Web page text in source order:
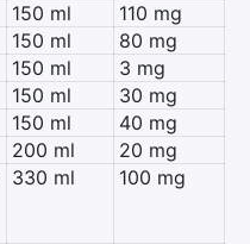
150 ml
110 mg
150 ml
80 mg
150 ml
3 mg
150 ml
30 mg
150 ml
40 mg
200 ml
20 mg
330 ml 100 mg
×